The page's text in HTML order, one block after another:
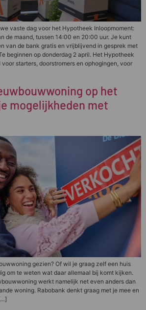
vaste dag voor het Hypotheek Inloopmoment:
de maand, tussen 14:00 en 20:00 uur. Je kunt
van de bank gratis en vrijblijvend in gesprek met
beginnen op donderdag 2 april. Het Hypotheek
starters, doorstromers en ophogingen, voor
op het
mogelijkheden met
gezien? Of wil je graag zelf een huis
om te weten wat daar allemaal bij komt kijken.
werkt namelijk net even anders dan
woning. Rabobank denkt graag met je mee en